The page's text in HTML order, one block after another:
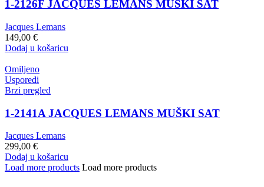
1-2126F JACQUES LEMANS MUŠKI SAT
Jacques Lemans
149,00 €
Dodaj u košaricu
Omiljeno
Usporedi
Brzi pregled
1-2141A JACQUES LEMANS MUŠKI SAT
Jacques Lemans
299,00 €
Dodaj u košaricu
Load more products Load more products